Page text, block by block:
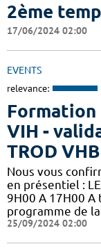
2ème
17/06/2024 02:00
EVENTS
relevance:
Formation
VIH -
TROD
Nous vous
en présentiel :
9H00 A 17H00
programme de
25/09/2024 02:00